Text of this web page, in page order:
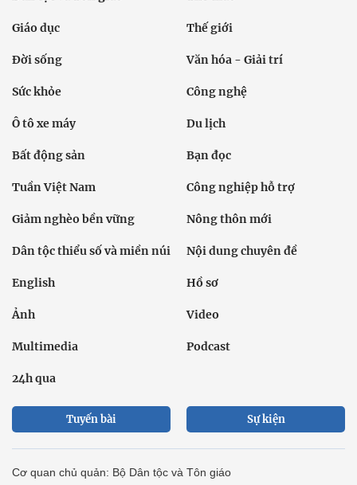
Giáo dục Thế giới
Đời sống Văn hóa - Giải trí
Sức khỏe Công nghệ
Ô tô xe máy Du lịch
Bất động sản Bạn đọc
Tuần Việt Nam Công nghiệp hỗ trợ
Giảm nghèo bền vững Nông thôn mới
Dân tộc thiểu số và miền núi Nội dung chuyên đề
English Hồ sơ
Ảnh Video
Multimedia Podcast
24h qua
Tuyến bài Sự kiện
Cơ quan chủ quản: Bộ Dân tộc và Tôn giáo